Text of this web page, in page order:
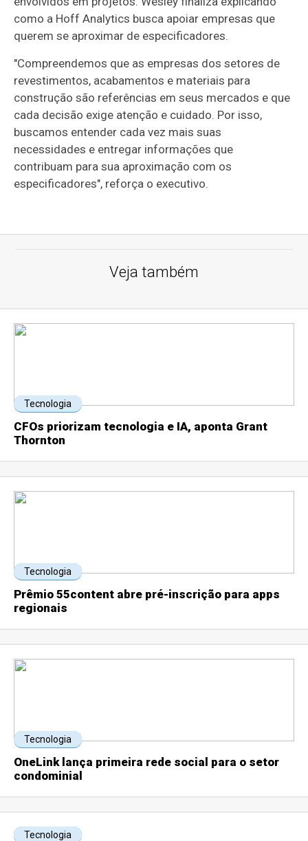
como a Hoff Analytics busca apoiar empresas que
querem se aproximar de especificadores.
"Compreendemos que as empresas dos setores de
revestimentos, acabamentos e materiais para
construção são referências em seus mercados e que
cada decisão exige atenção e cuidado. Por isso,
buscamos entender cada vez mais suas
necessidades e entregar informações que
contribuam para sua aproximação com os
especificadores", reforça o executivo.
Veja também
Tecnologia
CFOs priorizam tecnologia e IA, aponta Grant
Thornton
Tecnologia
Prêmio 55content abre pré-inscrição para apps
regionais
Tecnologia
OneLink lança primeira rede social para o setor
condominial
Tecnologia